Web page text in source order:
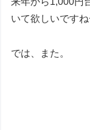
いて欲しいですね
では、また。